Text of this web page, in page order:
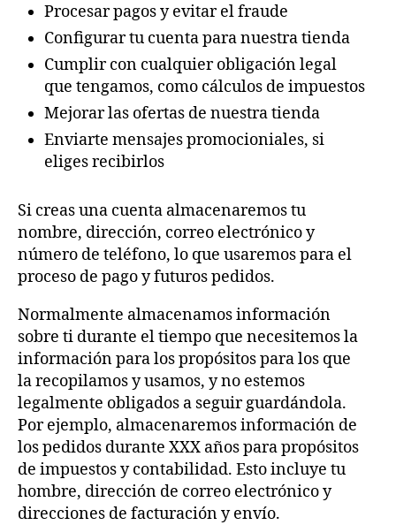
Procesar pagos y evitar el fraude
Configurar tu cuenta para nuestra tienda
Cumplir con cualquier obligación legal
que tengamos, como cálculos de impuestos
Mejorar las ofertas de nuestra tienda
Enviarte mensajes promocioniales, si
eliges recibirlos
Si creas una cuenta almacenaremos tu
nombre, dirección, correo electrónico y
número de teléfono, lo que usaremos para el
proceso de pago y futuros pedidos.
Normalmente almacenamos información
sobre ti durante el tiempo que necesitemos la
información para los propósitos para los que
la recopilamos y usamos, y no estemos
legalmente obligados a seguir guardándola.
Por ejemplo, almacenaremos información de
los pedidos durante XXX años para propósitos
de impuestos y contabilidad. Esto incluye tu
hombre, dirección de correo electrónico y
direcciones de facturación y envío.